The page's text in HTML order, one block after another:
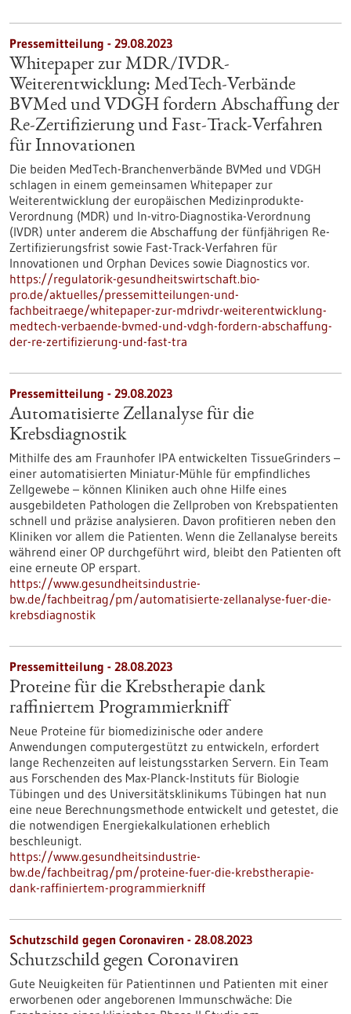
Pressemitteilung - 29.08.2023
Whitepaper zur MDR/IVDR-
Weiterentwicklung: MedTech-Verbände
BVMed und VDGH fordern Abschaffung der
Re-Zertifizierung und Fast-Track-Verfahren
für Innovationen
Die beiden MedTech-Branchenverbände BVMed und VDGH
schlagen in einem gemeinsamen Whitepaper zur
Weiterentwicklung der europäischen Medizinprodukte-
Verordnung (MDR) und In-vitro-Diagnostika-Verordnung
(IVDR) unter anderem die Abschaffung der fünfjährigen Re-
Zertifizierungsfrist sowie Fast-Track-Verfahren für
Innovationen und Orphan Devices sowie Diagnostics vor.
https://regulatorik-gesundheitswirtschaft.bio-
pro.de/aktuelles/pressemitteilungen-und-
fachbeitraege/whitepaper-zur-mdrivdr-weiterentwicklung-
medtech-verbaende-bvmed-und-vdgh-fordern-abschaffung-
der-re-zertifizierung-und-fast-tra
Pressemitteilung - 29.08.2023
Automatisierte Zellanalyse für die
Krebsdiagnostik
Mithilfe des am Fraunhofer IPA entwickelten TissueGrinders –
einer automatisierten Miniatur-Mühle für empfindliches
Zellgewebe – können Kliniken auch ohne Hilfe eines
ausgebildeten Pathologen die Zellproben von Krebspatienten
schnell und präzise analysieren. Davon profitieren neben den
Kliniken vor allem die Patienten. Wenn die Zellanalyse bereits
während einer OP durchgeführt wird, bleibt den Patienten oft
eine erneute OP erspart.
https://www.gesundheitsindustrie-
bw.de/fachbeitrag/pm/automatisierte-zellanalyse-fuer-die-
krebsdiagnostik
Pressemitteilung - 28.08.2023
Proteine für die Krebstherapie dank
raffiniertem Programmierkniff
Neue Proteine für biomedizinische oder andere
Anwendungen computergestützt zu entwickeln, erfordert
lange Rechenzeiten auf leistungsstarken Servern. Ein Team
aus Forschenden des Max-Planck-Instituts für Biologie
Tübingen und des Universitätsklinikums Tübingen hat nun
eine neue Berechnungsmethode entwickelt und getestet, die
die notwendigen Energiekalkulationen erheblich
beschleunigt.
https://www.gesundheitsindustrie-
bw.de/fachbeitrag/pm/proteine-fuer-die-krebstherapie-
dank-raffiniertem-programmierkniff
Schutzschild gegen Coronaviren - 28.08.2023
Schutzschild gegen Coronaviren
Gute Neuigkeiten für Patientinnen und Patienten mit einer
erworbenen oder angeborenen Immunschwäche: Die